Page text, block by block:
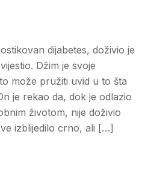
dijabetes, doživio je
Džim je svoje
može pružiti uvid u to šta
je rekao da, dok je odlazio
životom, nije doživio
izblijedilo crno, ali […]